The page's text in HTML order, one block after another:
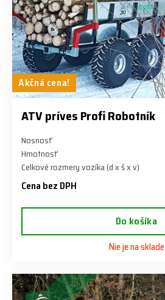
Akčná cena!
ATV príves Profi Robotník
Nosnosť
Hmotnosť
Celkové rozmery vozíka (d x š x v)
Cena bez DPH
Do košíka
Nie je na sklade